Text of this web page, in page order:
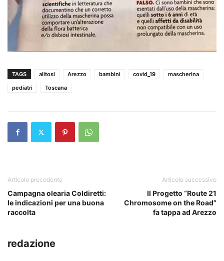
TAGS alitosi Arezzo bambini covid_19
mascherina
pediatri
Toscana
Articolo precedente
Campagna olearia Coldiretti:
le indicazioni per una buona
raccolta
Articolo successivo
Il Progetto “Route 21
Chromosome on the Road”
fa tappa ad Arezzo
redazione